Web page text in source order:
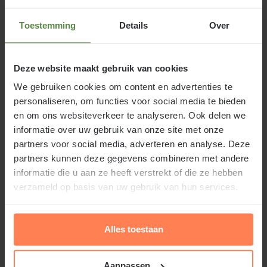
Toestemming Details Over
Deze website maakt gebruik van cookies
We gebruiken cookies om content en advertenties te
personaliseren, om functies voor social media te bieden
en om ons websiteverkeer te analyseren. Ook delen we
informatie over uw gebruik van onze site met onze
partners voor social media, adverteren en analyse. Deze
partners kunnen deze gegevens combineren met andere
informatie die u aan ze heeft verstrekt of die ze hebben
verzameld op basis van uw gebruik van hun services.
Alles toestaan
mogelijk na levering te planten. Lukt dit niet direct,
dan kunt u de planten tijdelijk bij elkaar in de grond
zetten om ze later op de juiste plaats neer te zetten.
Standplaats Buxus sempervirens
Het Palmboompje groeit zowel in de zon als in de
schaduw en stelt weinig eisen aan de grondsoort.
Hoe minder zon, hoe donkerder groen de bladeren
zullen worden. In de zon heeft de tuinplant wel wat
meer water nodig.
Buxus sempervirens bij
Tuinplantenwinkel.nl
Lees meer